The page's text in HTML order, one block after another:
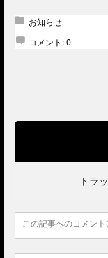
お知らせ
コメント:0
トラ
この記事へのコメント